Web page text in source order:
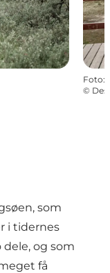
Foto:
©
som
i tidernes
og som
få